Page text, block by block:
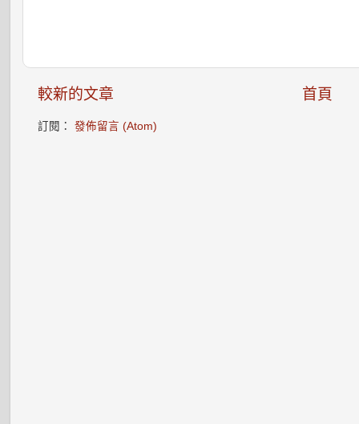
較新的文章 首頁
訂閱：發佈留言 (Atom)